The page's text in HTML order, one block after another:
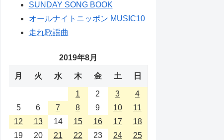
SUNDAY SONG BOOK
オールナイトニッポン MUSIC10
走れ歌謡曲
2019年8月
月 火 水 木 金 土 日
1 2 3
4
5
6 7 8 9 10
11
12
13 14 15 16 17
18
19
20 21 22 23 24
25